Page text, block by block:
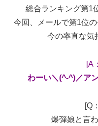
総合ランキング第1
今回、メールで第1位
今の率直な気
[A
わーい＼(^-^)／ア
[Q
爆弾娘と言